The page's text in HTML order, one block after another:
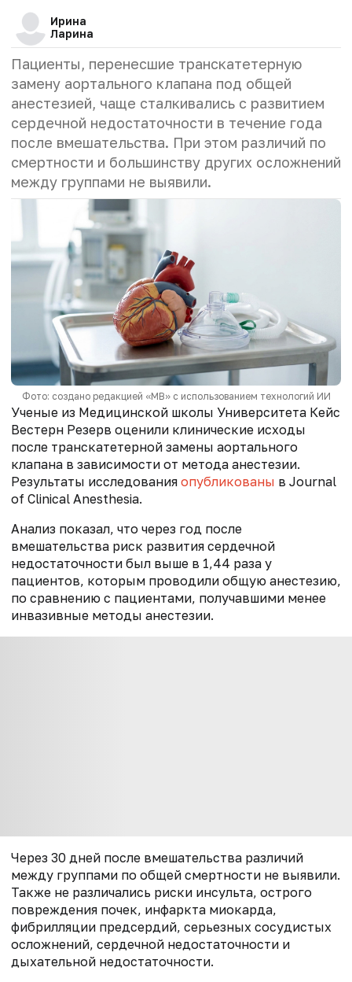
Ирина
Ларина
Пациенты, перенесшие транскатетерную
замену аортального клапана под общей
анестезией, чаще сталкивались с развитием
сердечной недостаточности в течение года
после вмешательства. При этом различий по
смертности и большинству других осложнений
между группами не выявили.
Фото: создано редакцией «МВ» с использованием технологий ИИ
Ученые из Медицинской школы Университета Кейс
Вестерн Резерв оценили клинические исходы
после транскатетерной замены аортального
клапана в зависимости от метода анестезии.
Результаты исследования опубликованы в Journal
of Clinical Anesthesia.
Анализ показал, что через год после
вмешательства риск развития сердечной
недостаточности был выше в 1,44 раза у
пациентов, которым проводили общую анестезию,
по сравнению с пациентами, получавшими менее
инвазивные методы анестезии.
Через 30 дней после вмешательства различий
между группами по общей смертности не выявили.
Также не различались риски инсульта, острого
повреждения почек, инфаркта миокарда,
фибрилляции предсердий, серьезных сосудистых
осложнений, сердечной недостаточности и
дыхательной недостаточности.